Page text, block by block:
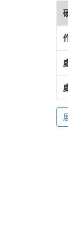
外
高